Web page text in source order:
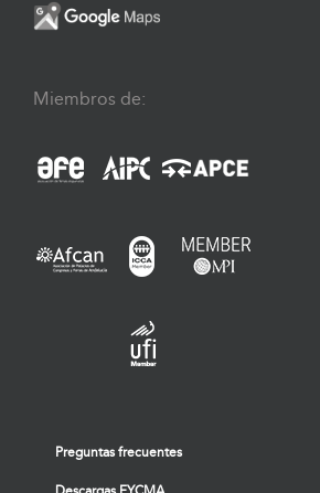
Miembros de:
Preguntas frecuentes